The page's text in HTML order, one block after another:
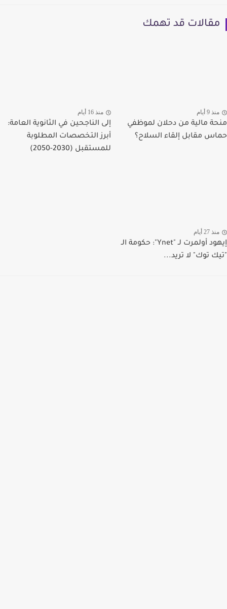
مقالات قد تهمك
منذ 9 أيام
منحة مالية من دحلان لموظفي
حماس مقابل إلقاء السلاح؟
منذ 16 أيام
إلى الناجحين في الثانوية العامة:
أبرز التخصصات المطلوبة
للمستقبل (2030-2050)
منذ 27 أيام
إيهود أولمرت لـ "Ynet": حكومة الـ
"تيك توك" لا تريد...